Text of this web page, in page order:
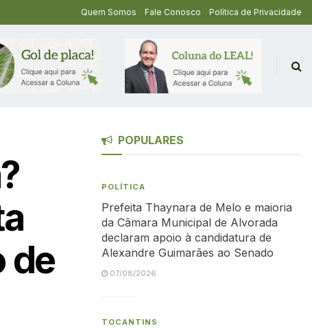
Quem Somos Fale Conosco Política de Privacidade
de
POPULARES
POLÍTICA
Prefeita Thaynara de Melo e maioria
da Câmara Municipal de Alvorada
declaram apoio à candidatura de
Alexandre Guimarães ao Senado
07/08/2026
TOCANTINS